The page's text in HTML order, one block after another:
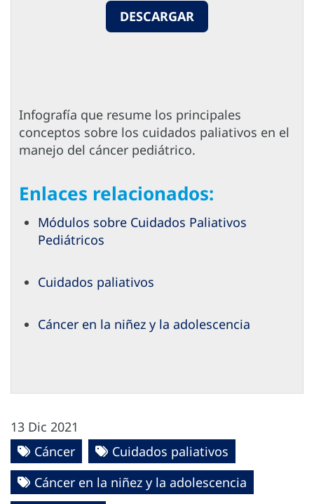
DESCARGAR
Infografía que resume los principales
conceptos sobre los cuidados paliativos en el
manejo del cáncer pediátrico.
Enlaces relacionados:
Módulos sobre Cuidados Paliativos
Pediátricos
Cuidados paliativos
Cáncer en la niñez y la adolescencia
13 Dic 2021
Cáncer
Cuidados paliativos
Cáncer en la niñez y la adolescencia